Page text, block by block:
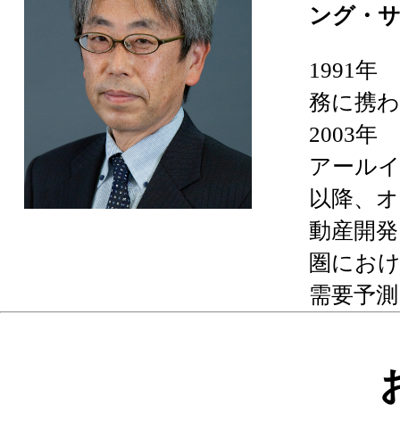
ング・
1991年
務に携
2003年
アール
以降、
動産開
圏にお
需要予